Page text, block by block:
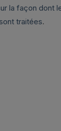
la façon dont
traitées.